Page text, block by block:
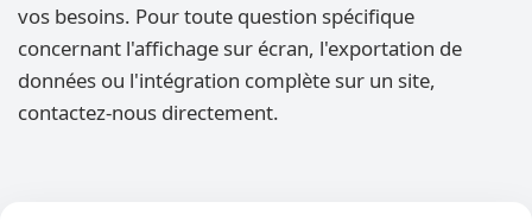
vos besoins. Pour toute question spécifique
concernant l'affichage sur écran, l'exportation de
données ou l'intégration complète sur un site,
contactez-nous directement.